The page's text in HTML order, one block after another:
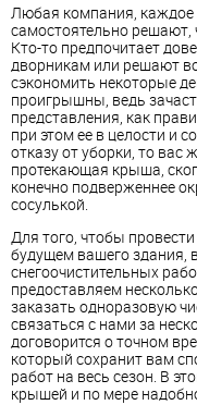
Любая компания,
самостоятельно
Кто-то предпочитает
дворникам или решают
сэкономить некоторые
проигрышны, ведь
представления, как
при этом ее в целости и
отказу от уборки, то вас
протекающая крыша,
конечно подверженнее
сосулькой.
Для того, чтобы
будущем вашего здания,
снегоочистительных
предоставляем
заказать одноразовую
связаться с нами за
договорится о точном
который сохранит вам
работ на весь сезон. В
крышей и по мере